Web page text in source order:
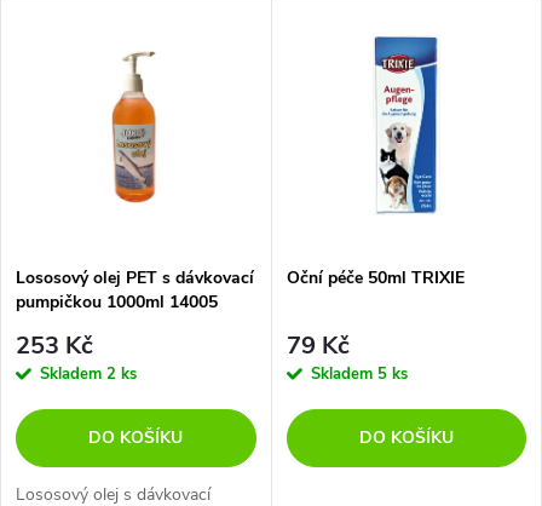
p
r
o
d
s
p
r
o
Lososový olej PET s dávkovací
pumpičkou 1000ml 14005
253 Kč
Skladem 2 ks
DO KOŠÍKU
Lososový olej s dávkovací
Oční péče 50ml TRIXIE
79 Kč
Skladem 5 ks
DO KOŠÍKU